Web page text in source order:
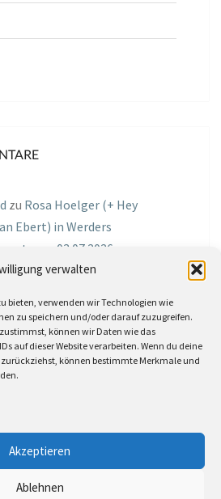
verwalten
bieten, verwenden wir Technologien wie
zu speichern und/oder darauf zuzugreifen.
können wir Daten wie das
auf dieser Website verarbeiten. Wenn du deine
können bestimmte Merkmale und
Akzeptieren
Ablehnen
zu Rosa Hoelger (+ Hey
Ebert) in Werders
am 03.07.2026
08.09.2025 mit Joe Astray
zuMiri in the Green in der
am 30.05.2026
mit dem Vinylexpress zum
am 16.05.2026